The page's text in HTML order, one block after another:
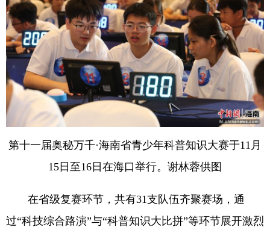
第十一届奥秘万千·海南省青少年科普知识大赛于11月
15日至16日在海口举行。谢林蓉供图
在省级复赛环节，共有31支队伍齐聚赛场，通
过“科技综合路演”与“科普知识大比拼”等环节展开激烈